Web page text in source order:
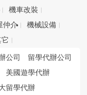
機車改裝
仲介
機械設備
公司
留學代辦公司
美國遊學代辦
留學代辦